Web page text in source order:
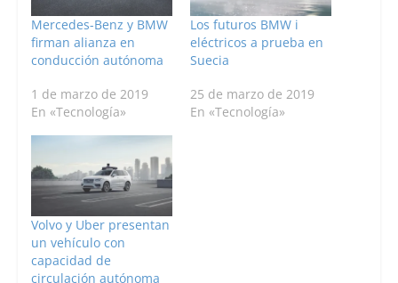
Mercedes-Benz y BMW
firman alianza en
conducción autónoma
1 de marzo de 2019
En «Tecnología»
Los futuros BMW i
eléctricos a prueba en
Suecia
25 de marzo de 2019
En «Tecnología»
Volvo y Uber presentan
un vehículo con
capacidad de
circulación autónoma